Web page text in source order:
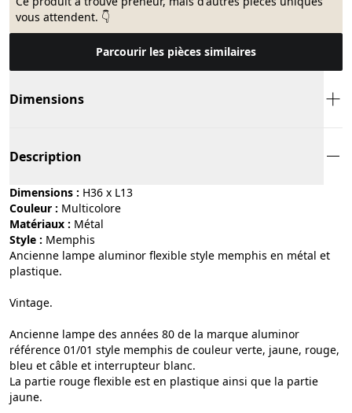
vous attendent. 👇
Parcourir les pièces similaires
Dimensions
Description
Dimensions : H36 x L13
Couleur :
multicolore
Matériaux :
métal
Style :
memphis
Ancienne lampe aluminor flexible style memphis en métal et
plastique.
Vintage.
Ancienne lampe des années 80 de la marque aluminor
référence 01/01 style memphis de couleur verte, jaune, rouge,
bleu et câble et interrupteur blanc.
La partie rouge flexible est en plastique ainsi que la partie
jaune.